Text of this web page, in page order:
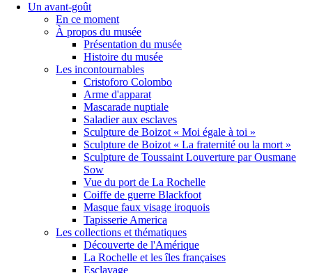
Un avant-goût
En ce moment
À propos du musée
Présentation du musée
Histoire du musée
Les incontournables
Cristoforo Colombo
Arme d'apparat
Mascarade nuptiale
Saladier aux esclaves
Sculpture de Boizot « Moi égale à toi »
Sculpture de Boizot « La fraternité ou la mort »
Sculpture de Toussaint Louverture par Ousmane
Sow
Vue du port de La Rochelle
Coiffe de guerre Blackfoot
Masque faux visage iroquois
Tapisserie America
Les collections et thématiques
Découverte de l'Amérique
La Rochelle et les îles françaises
Esclavage